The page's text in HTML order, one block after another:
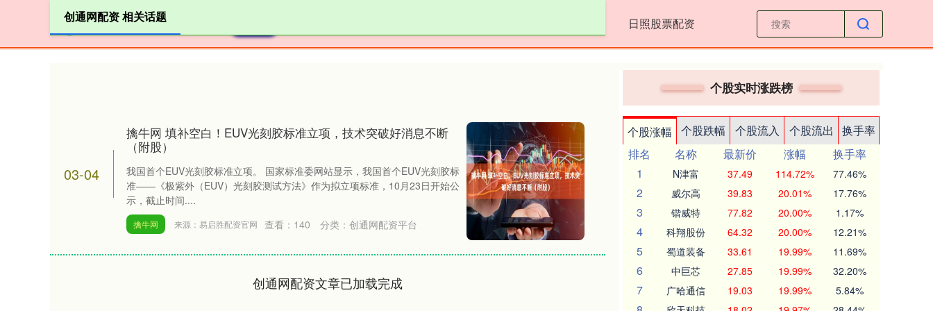
日照股票配资
创通网配资 相关话题
03-04
擒牛网 填补空白！EUV光刻胶标准立项，技术突破好消息不断
（附股）
我国首个EUV光刻胶标准立项。 国家标准委网站显示，我国首个EUV光刻胶标
准——《极紫外（EUV）光刻胶测试方法》作为拟立项标准，10月23日开始公
示，截止时间....
擒牛网 来源：易启胜配资官网 查看： 140 分类： 创通网配资平台
创通网配资文章已加载完成
个股实时涨跌榜
个股涨幅 个股跌幅 个股流入 个股流出
换手率
排名
名称 最新价 涨幅
换手率
1
N津富 37.49 114.72% 77.46%
2 威尔高 39.83 20.01% 17.76%
3 锴威特 77.82 20.00% 1.17%
4 科翔股份 64.32 20.00% 12.21%
5 蜀道装备 33.61 19.99% 11.69%
6 中巨芯 27.85 19.99% 32.20%
7 广哈通信 19.03 19.99% 5.84%